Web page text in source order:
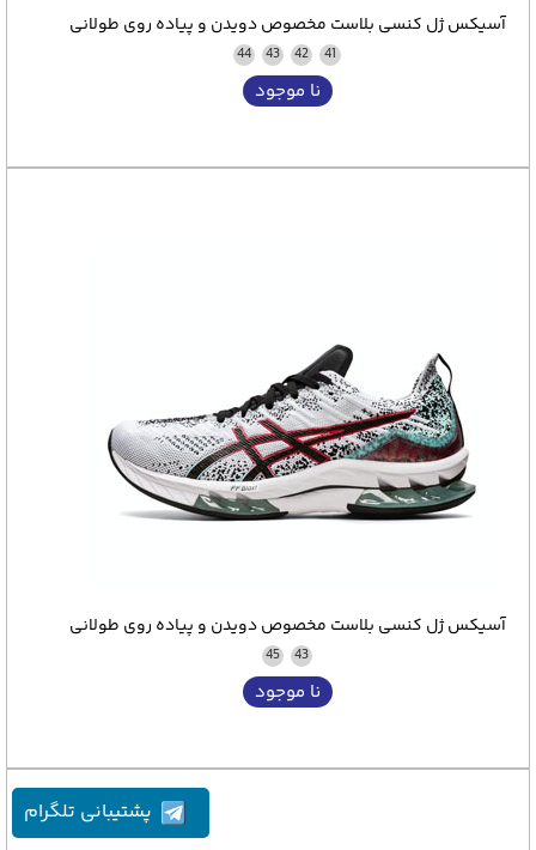
آسیکس ژل کنسی بلاست مخصوص دویدن و پیاده روی طولانی
41
42
43
44
نا موجود
آسیکس ژل کنسی بلاست مخصوص دویدن و پیاده روی طولانی
43
45
نا موجود
پشتیبانی تلگرام